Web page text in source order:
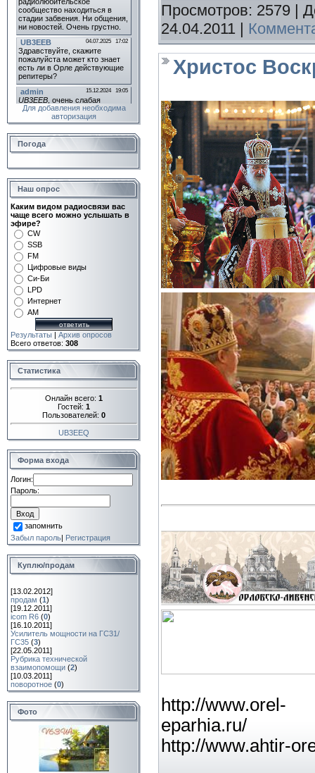
Для добавления необходима
авторизация
Погода
Наш опрос
Каким видом радиосвязи вас
чаще всего можно услышать в
эфире?
CW
SSB
FM
Цифровые виды
Си-Би
LPD
Интернет
AM
Результаты | Архив опросов
Всего ответов: 308
Статистика
Онлайн всего: 1
Гостей: 1
Пользователей: 0
UB3EEQ
Форма входа
Логин:
Пароль:
запомнить
Забыл пароль| Регистрация
Куплю/продам
[13.02.2012]
продам (1)
[19.12.2011]
icom R6 (0)
[16.10.2011]
Усилитель мощности на ГС31/
ГС35 (3)
[22.05.2011]
Рубрика технической
взаимопомощи (2)
[10.03.2011]
поворотное (0)
Фото
Просмотров: 2579
24.04.2011
Христос
http://www.orel-
http://www.ahtir-